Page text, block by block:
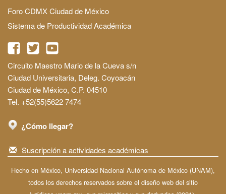
Foro CDMX Ciudad de México
Sistema de Productividad Académica
Circuito Maestro Mario de la Cueva s/n
Ciudad Universitaria, Deleg. Coyoacán
Ciudad de México, C.P. 04510
Tel. +52(55)5622 7474
¿Cómo llegar?
Suscripción a actividades académicas
Hecho en México, Universidad Nacional Autónoma de México (UNAM),
todos los derechos reservados sobre el diseño web del sitio